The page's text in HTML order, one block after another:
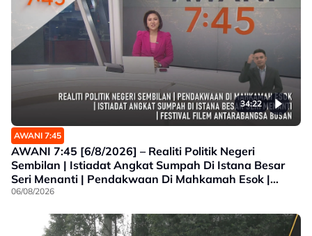
34:22
AWANI 7:45
AWANI 7:45 [6/8/2026] – Realiti Politik Negeri
Sembilan | Istiadat Angkat Sumpah Di Istana Besar
Seri Menanti | Pendakwaan Di Mahkamah Esok |
Festival Filem Antarabangsa Busan
06/08/2026